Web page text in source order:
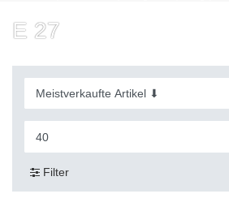
E 27
Filter